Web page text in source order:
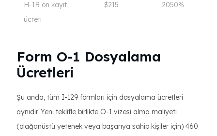
H-1B ön kayıt
ücreti
$215 2050%
Form O-1 Dosyalama
Ücretleri
Şu anda, tüm I-129 formları için dosyalama ücretleri
aynıdır. Yeni teklifle birlikte O-1 vizesi alma maliyeti
(olağanüstü yetenek veya başarıya sahip kişiler için) 460